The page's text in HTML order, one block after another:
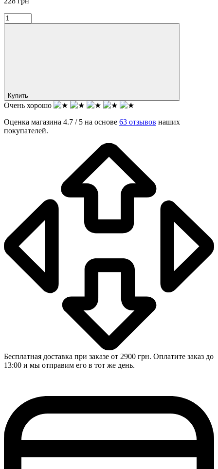
Купить
Очень хорошо
Оценка магазина 4.7 / 5 на основе 63 отзывов наших
покупателей.
Бесплатная доставка при заказе от 2900 грн. Оплатите заказ до
13:00 и мы отправим его в тот же день.